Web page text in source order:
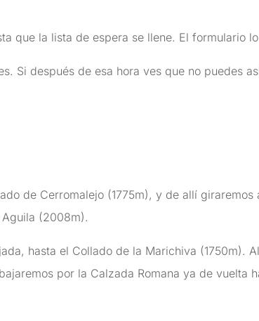
que la lista de espera se llene. El formulario
Si después de esa hora ves que no puedes
de Cerromalejo (1775m), y de allí giraremos
(2008m).
hasta el Collado de la Marichiva (1750m).
por la Calzada Romana ya de vuelta